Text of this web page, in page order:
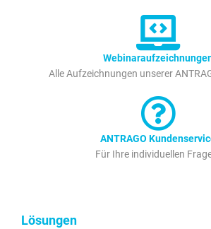
Alle Aufzeichnungen unserer
ANTRAGO
Für Ihre individuellen
Lösungen